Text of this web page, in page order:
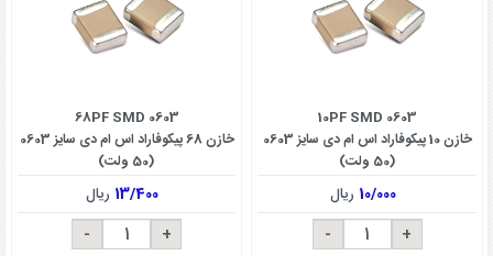
10PF SMD 0603
خازن 10 پیکوفاراد اس ام دی سایز 0603
(50 ولت)
10/000 ریال
68PF SMD 0603
خازن 68 پیکوفاراد اس ام دی سایز 0603
(50 ولت)
13/400 ریال